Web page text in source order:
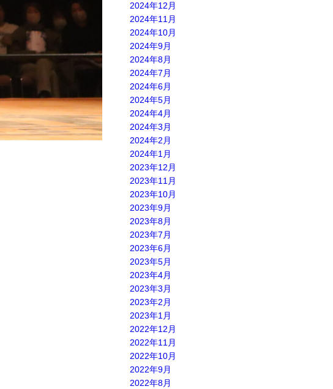
2024年12月
2024年11月
2024年10月
2024年9月
2024年8月
2024年7月
2024年6月
2024年5月
2024年4月
2024年3月
2024年2月
2024年1月
2023年12月
2023年11月
2023年10月
2023年9月
2023年8月
2023年7月
2023年6月
2023年5月
2023年4月
2023年3月
2023年2月
2023年1月
2022年12月
2022年11月
2022年10月
2022年9月
2022年8月